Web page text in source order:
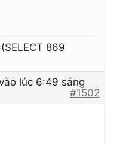
869
lúc 6:49 sáng
#1502